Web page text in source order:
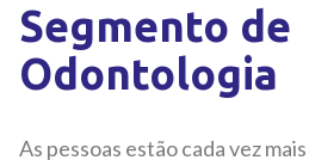
Segmento de
Odontologia
As pessoas estão cada vez